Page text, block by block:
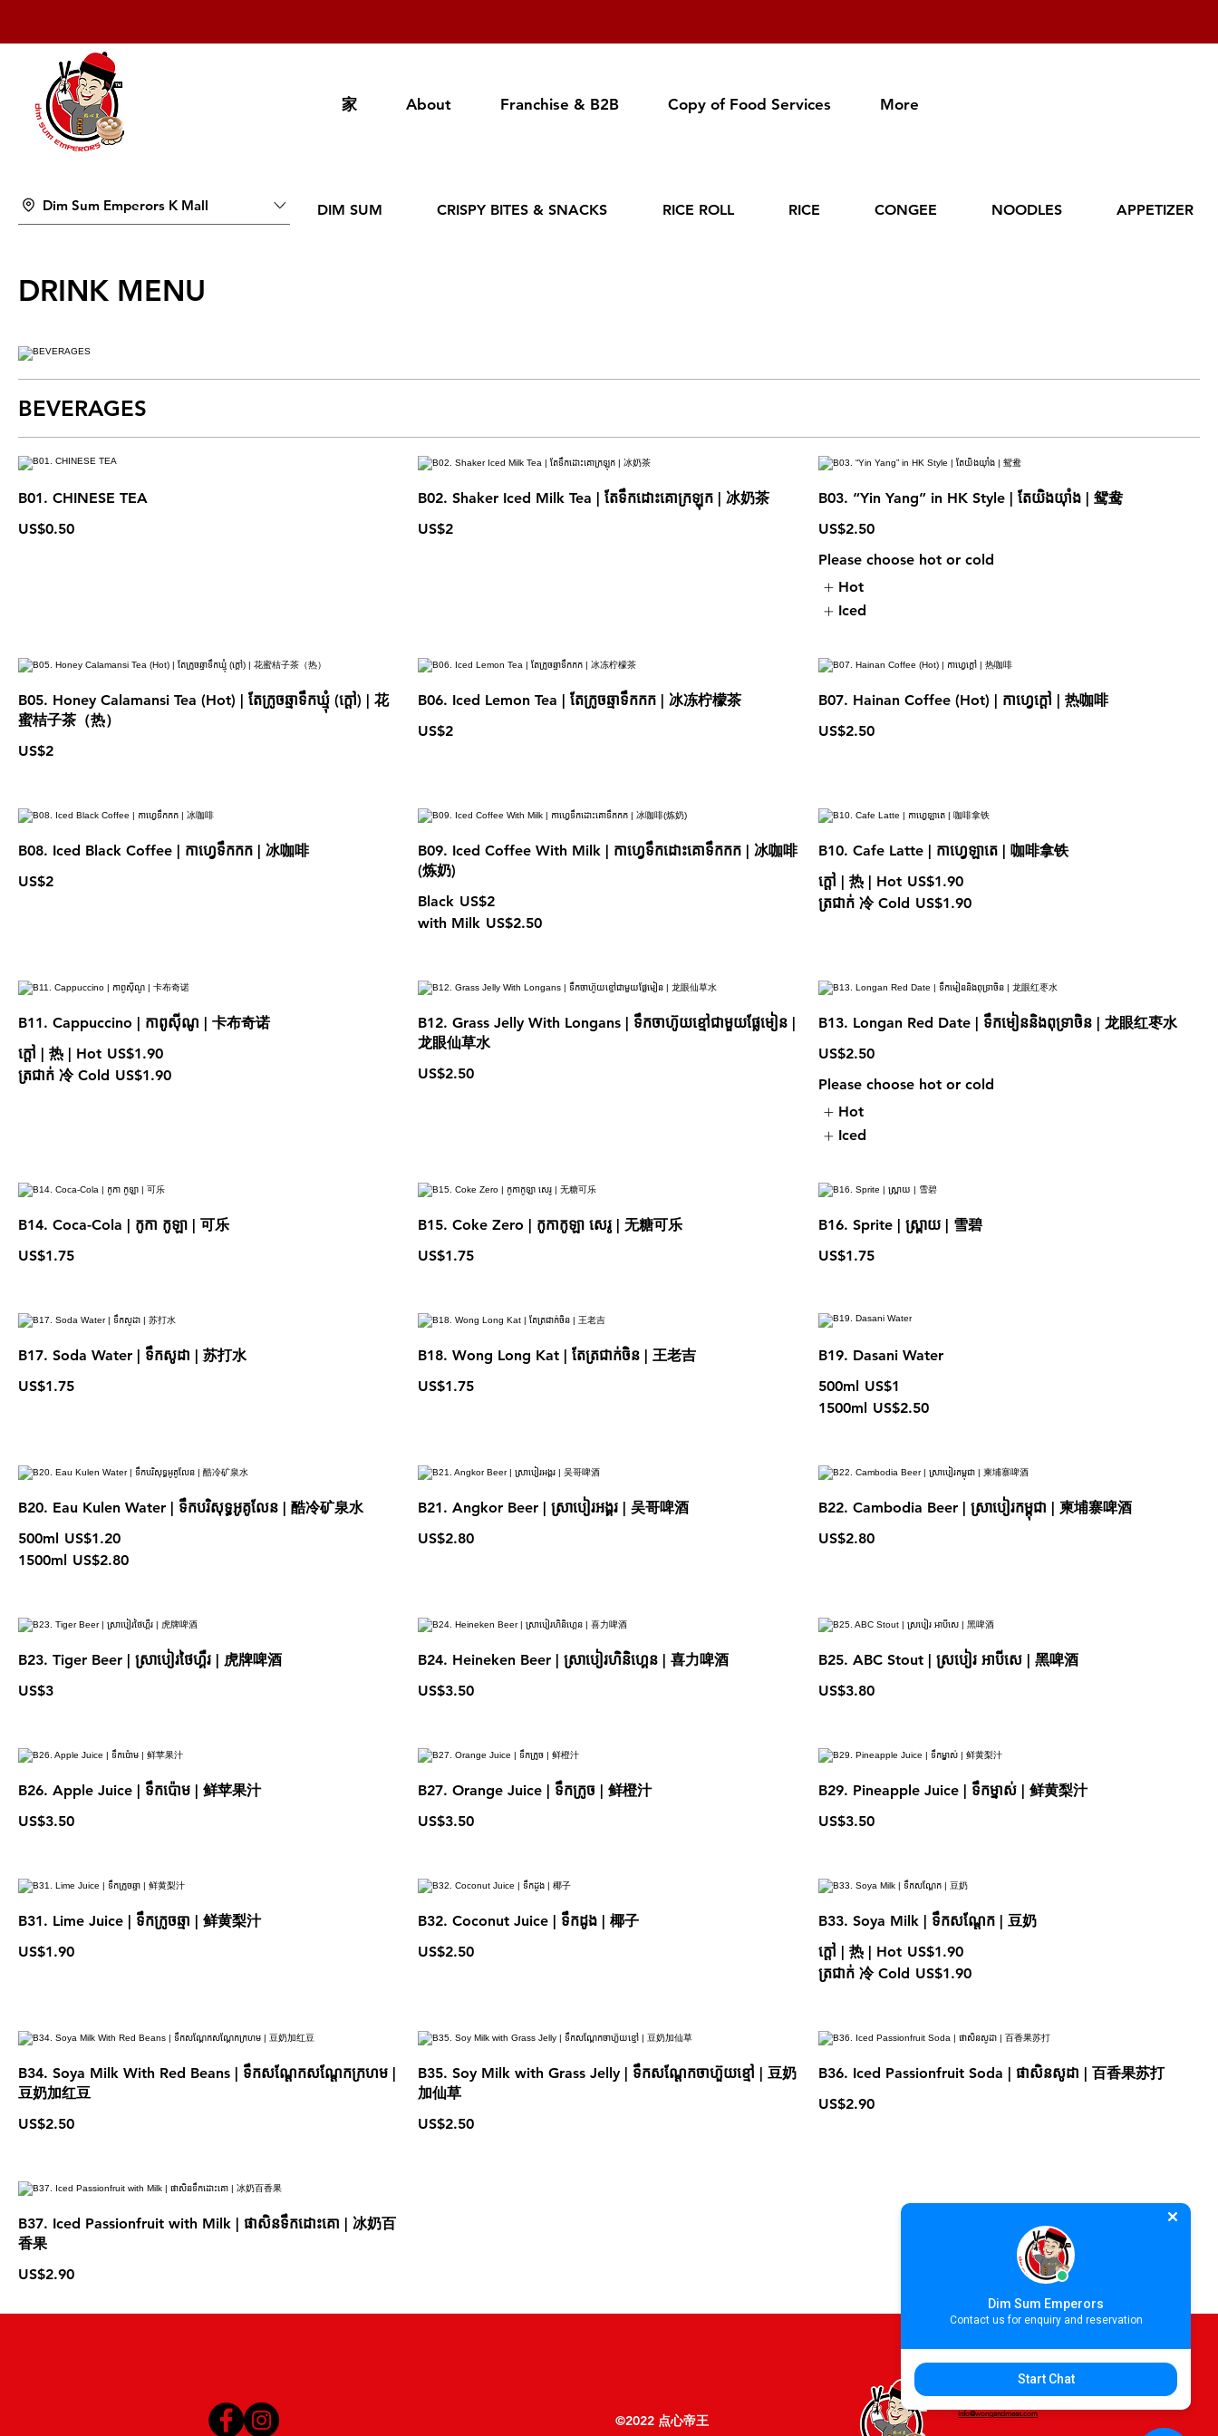
家 About Franchise & B2B Copy of Food Services More
Dim Sum Emperors K Mall DIM SUM CRISPY BITES & SNACKS RICE ROLL RICE CONGEE NOODLES APPETIZER
DRINK MENU
BEVERAGES
B01. CHINESE TEA
US$0.50
B02. Shaker Iced Milk Tea | តែទឹកដោះគោក្រឡុក | 冰奶茶
US$2
B03. “Yin Yang” in HK Style | តែយិងយុាំង | 鸳鸯
US$2.50
Please choose hot or cold
Hot
Iced
B05. Honey Calamansi Tea (Hot) | តែក្រូចឆ្មាទឹកឃ្មុំ (ក្ដៅ) | 花
蜜桔子茶（热）
US$2
B06. Iced Lemon Tea | តែក្រូចឆ្មាទឹកកក | 冰冻柠檬茶
US$2
B07. Hainan Coffee (Hot) | កាហ្វេក្ដៅ | 热咖啡
US$2.50
B08. Iced Black Coffee | កាហ្វេទឹកកក | 冰咖啡
US$2
B09. Iced Coffee With Milk | កាហ្វេទឹកដោះគោទឹកកក​ | 冰咖啡
(炼奶)
Black US$2
with Milk US$2.50
B10. Cafe Latte | កាហ្វេឡាតេ | 咖啡拿铁
ក្តៅ | 热 | Hot US$1.90
ត្រជាក់ 冷 Cold US$1.90
B11. Cappuccino | កាពូស៊ីណូ | 卡布奇诺
ក្តៅ | 热 | Hot US$1.90
ត្រជាក់ 冷 Cold US$1.90
B12. Grass Jelly With Longans | ទឹកចាហ៊ូយខ្មៅជាមួយផ្លែមៀន |
龙眼仙草水
US$2.50
B13. Longan Red Date | ទឹកមៀននិងពុទ្រាចិន | 龙眼红枣水
US$2.50
Please choose hot or cold
Hot
Iced
B14. Coca-Cola | កូកា កូឡា | 可乐
US$1.75
B15. Coke Zero | កូកាកូឡា សេរូ | 无糖可乐
US$1.75
B16. Sprite | ស្ព្រាយ | 雪碧
US$1.75
B17. Soda Water | ទឹកសូដា | 苏打水
US$1.75
B18. Wong Long Kat | តែត្រជាក់ចិន | 王老吉
US$1.75
B19. Dasani Water
500ml US$1
1500ml US$2.50
B20. Eau Kulen Water | ទឹកបរិសុទ្ធអូគូលែន | 酷冷矿泉水
500ml US$1.20
1500ml US$2.80
B21. Angkor Beer | ស្រាបៀរអង្គរ | 吴哥啤酒
US$2.80
B22. Cambodia Beer | ស្រាបៀរកម្ពុជា | 柬埔寨啤酒
US$2.80
B23. Tiger Beer | ស្រាបៀរថៃហ្គឺរ | 虎牌啤酒
US$3
B24. Heineken Beer | ស្រាបៀរហិនិហ្គេន | 喜力啤酒
US$3.50
B25. ABC Stout | ស្របៀរ អាបីសេ | 黑啤酒
US$3.80
B26. Apple Juice | ទឹកប៉ោម | 鲜苹果汁
US$3.50
B27. Orange Juice | ទឹកក្រូច | 鲜橙汁
US$3.50
B29. Pineapple Juice | ទឹកម្នាស់ | 鲜黄梨汁
US$3.50
B31. Lime Juice | ទឹកក្រូចឆ្មា | 鲜黄梨汁
US$1.90
B32. Coconut Juice | ទឹកដូង | 椰子
US$2.50
B33. Soya Milk | ទឹកសណ្តែក​​ | 豆奶
ក្តៅ | 热 | Hot US$1.90
ត្រជាក់ 冷 Cold US$1.90
B34. Soya Milk With Red Beans | ទឹកសណ្ដែកសណ្ដែកក្រហម |
豆奶加红豆
US$2.50
B35. Soy Milk with Grass Jelly | ទឹកសណ្ដែកចាហ៊ួយខ្មៅ | 豆奶
加仙草
US$2.50
B36. Iced Passionfruit Soda | ផាសិនសូដា | 百香果苏打
US$2.90
B37. Iced Passionfruit with Milk | ផាសិនទឹកដោះគោ | 冰奶百
香果
US$2.90
©2022 点心帝王
info@wongandmeas.com
Dim Sum Emperors
Contact us for enquiry and reservation
Start Chat